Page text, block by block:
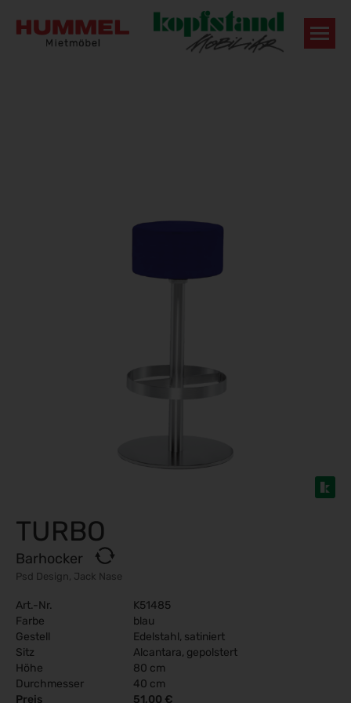
TURBO
Barhocker
Psd Design, Jack Nase
Art.-Nr.
K51485
Farbe
blau
Gestell
Edelstahl, satiniert
Sitz
Alcantara, gepolstert
Höhe
80 cm
Durchmesser
40 cm
Preis
51,00 €